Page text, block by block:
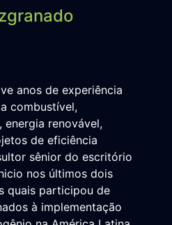
anos de experiência
combustível,
energia renovável,
de eficiência
sênior do escritório
nos últimos dois
quais participou de
à implementação